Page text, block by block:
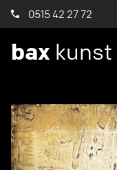
0515 42 27 72
bax kunst